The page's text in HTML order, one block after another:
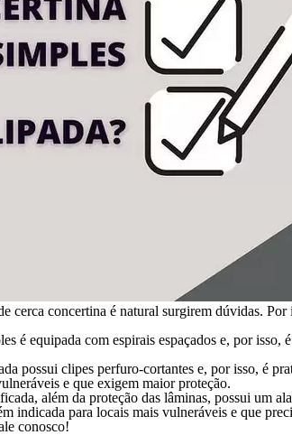
cerca concertina é natural surgirem dúvidas. Por
é equipada com espirais espaçados e, por isso,
possui clipes perfuro-cortantes e, por isso, é
e que exigem maior proteção.
além da proteção das lâminas, possui um
indicada para locais mais vulneráveis e que
conosco!